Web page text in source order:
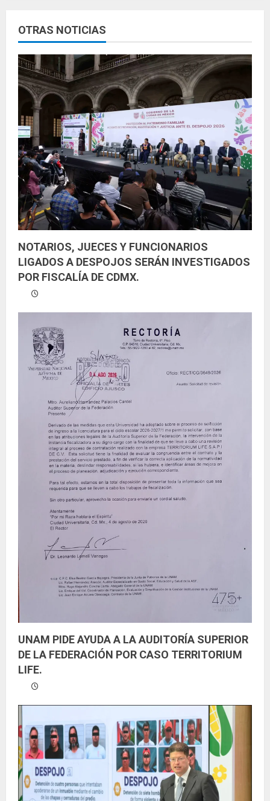
e
n
d
o
OTRAS NOTICIAS
NOTARIOS, JUECES Y FUNCIONARIOS
LIGADOS A DESPOJOS SERÁN INVESTIGADOS
POR FISCALÍA DE CDMX.
UNAM PIDE AYUDA A LA AUDITORÍA SUPERIOR
DE LA FEDERACIÓN POR CASO TERRITORIUM
LIFE.